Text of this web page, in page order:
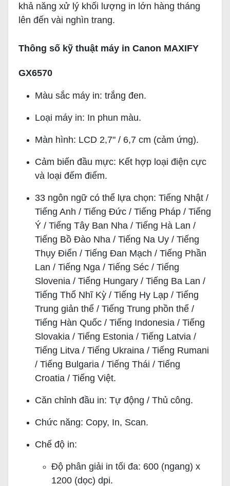
khả năng xử lý khối lượng in lớn hàng tháng
lên đến vài nghìn trang.
Thông số kỹ thuật máy in Canon MAXIFY
GX6570
Màu sắc máy in: trắng đen.
Loại máy in: In phun màu.
Màn hình: LCD 2,7" / 6,7 cm (cảm ứng).
Cảm biến đầu mực: Kết hợp loại điện cực
và loại đếm điểm.
33 ngôn ngữ có thể lựa chọn: Tiếng Nhật /
Tiếng Anh / Tiếng Đức / Tiếng Pháp / Tiếng
Ý / Tiếng Tây Ban Nha / Tiếng Hà Lan /
Tiếng Bồ Đào Nha / Tiếng Na Uy / Tiếng
Thụy Điển / Tiếng Đan Mạch / Tiếng Phần
Lan / Tiếng Nga / Tiếng Séc / Tiếng
Slovenia / Tiếng Hungary / Tiếng Ba Lan /
Tiếng Thổ Nhĩ Kỳ / Tiếng Hy Lạp / Tiếng
Trung giản thể / Tiếng Trung phồn thể /
Tiếng Hàn Quốc / Tiếng Indonesia / Tiếng
Slovakia / Tiếng Estonia / Tiếng Latvia /
Tiếng Litva / Tiếng Ukraina / Tiếng Rumani
/ Tiếng Bulgaria / Tiếng Thái / Tiếng
Croatia / Tiếng Việt.
Căn chỉnh đầu in: Tự động / Thủ công.
Chức năng: Copy, In, Scan.
Chế độ in:
Độ phân giải in tối đa: 600 (ngang) x
1200 (dọc) dpi.